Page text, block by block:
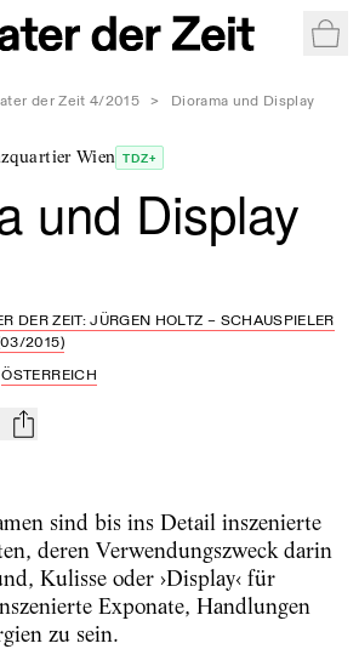
der Zeit 4/2015 > Diorama und Display
Wien TDZ+
und Display
DER ZEIT: JÜRGEN HOLTZ – SCHAUSPIELER
2015)
ÖSTERREICH
mail
sind bis ins Detail inszenierte
deren Verwendungszweck darin
Kulisse oder ›Display‹ für
Exponate, Handlungen
zu sein.